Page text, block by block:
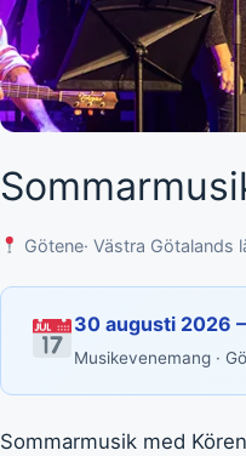
Götene· Västra Götalands
30 augusti 2026
Musikevenemang ·
Sommarmusik med